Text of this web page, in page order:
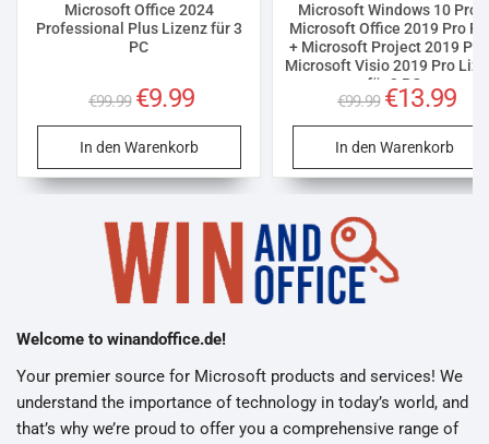
Microsoft Office 2024
Professional Plus Lizenz für 3
PC
€99.99 Ursprünglicher
Preis
war:
€99.99
€9.99
ist:
€9.99.
In den Warenkorb
Microsoft Windows 10 Pro +
Microsoft Office 2019 Pro
+ Microsoft Project 2019 Pro
Microsoft Visio 2019 Pro
für 3 PC
€99.99 Ursprünglicher
Preis
war:
€99.99
€13.99
ist:
In den Warenkorb
Welcome to winandoffice.de!
Your premier source for Microsoft products and services! We
understand the importance of technology in today’s world, and
that’s why we’re proud to offer you a comprehensive range of